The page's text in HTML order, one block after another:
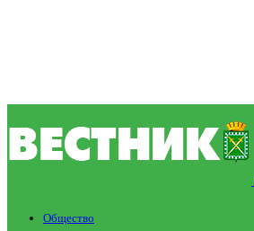
Общество